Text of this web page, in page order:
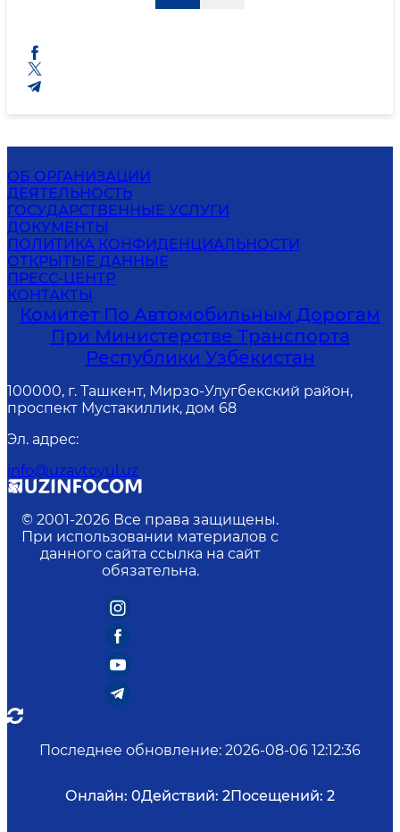
ОБ ОРГАНИЗАЦИИ
ДЕЯТЕЛЬНОСТЬ
ГОСУДАРСТВЕННЫЕ УСЛУГИ
ДОКУМЕНТЫ
ПОЛИТИКА КОНФИДЕНЦИАЛЬНОСТИ
ОТКРЫТЫЕ ДАННЫЕ
ПРЕСС-ЦЕНТР
КОНТАКТЫ
Комитет По Автомобильным Дорогам
При Министерстве Транспорта
Республики Узбекистан
100000, г. Ташкент, Мирзо-Улугбекский район,
проспект Мустакиллик, дом 68
Эл. адрес:
info@uzavtoyul.uz
© 2001-2026 Все права защищены.
При использовании материалов с
данного сайта ссылка на сайт
обязательна.
Последнее обновление: 2026-08-06 12:12:36
Онлайн: 0Действий: 2Посещений: 2